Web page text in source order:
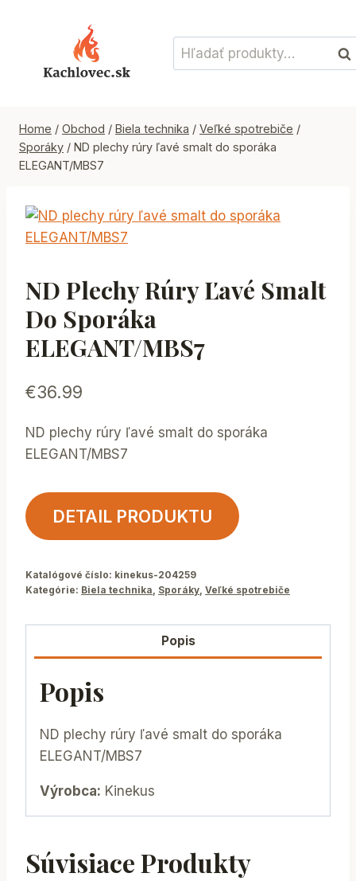
Hľadať:
Home / Obchod / Biela technika / Veľké spotrebiče /
Sporáky / ND plechy rúry ľavé smalt do sporáka
ELEGANT/MBS7
ND Plechy Rúry Ľavé Smalt
Do Sporáka
ELEGANT/MBS7
€36.99
ND plechy rúry ľavé smalt do sporáka
ELEGANT/MBS7
DETAIL PRODUKTU
Katalógové číslo: kinekus-204259
Kategórie: Biela technika, Sporáky, Veľké spotrebiče
Popis
Popis
ND plechy rúry ľavé smalt do sporáka
ELEGANT/MBS7
Výrobca: Kinekus
Súvisiace Produkty